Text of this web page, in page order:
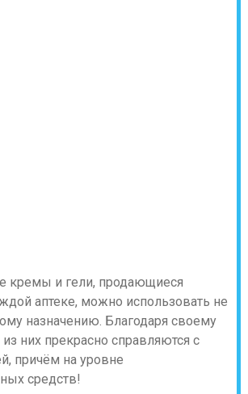
кремы и гели, продающиеся
аптеке, можно использовать не
назначению. Благодаря своему
них прекрасно справляются с
причём на уровне
средств!